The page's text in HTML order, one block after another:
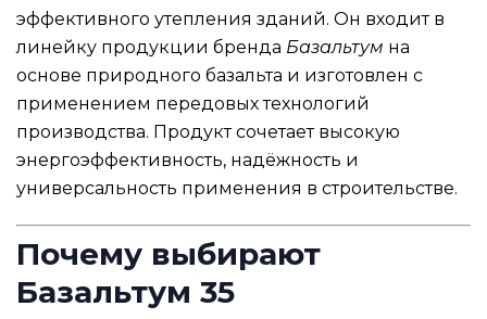
эффективного утепления зданий. Он входит в
линейку продукции бренда Базальтум на
основе природного базальта и изготовлен с
применением передовых технологий
производства. Продукт сочетает высокую
энергоэффективность, надёжность и
универсальность применения в строительстве.
Почему выбирают
Базальтум 35